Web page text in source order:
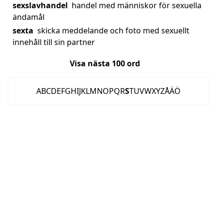
sexslavhandel handel med människor för sexuella
ändamål
sexta skicka meddelande och foto med sexuellt
innehåll till sin partner
Visa nästa 100ord
ABCDEFGHIJKLMNOPQRSTUVWXYZÅÄÖ